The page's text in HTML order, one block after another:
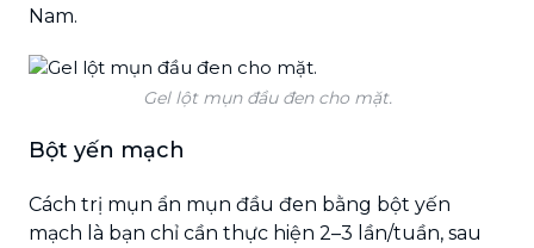
Nam.
Gel lột mụn đầu đen cho mặt.
Bột yến mạch
Cách trị mụn ẩn mụn đầu đen bằng bột yến
mạch là bạn chỉ cần thực hiện 2–3 lần/tuần, sau